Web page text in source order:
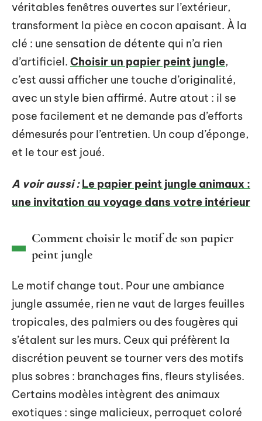
véritables fenêtres ouvertes sur l’extérieur,
transforment la pièce en cocon apaisant. À la
clé : une sensation de détente qui n’a rien
d’artificiel. Choisir un papier peint jungle,
c’est aussi afficher une touche d’originalité,
avec un style bien affirmé. Autre atout : il se
pose facilement et ne demande pas d’efforts
démesurés pour l’entretien. Un coup d’éponge,
et le tour est joué.
A voir aussi : Le papier peint jungle animaux :
une invitation au voyage dans votre intérieur
Comment choisir le motif de son papier
peint jungle
Le motif change tout. Pour une ambiance
jungle assumée, rien ne vaut de larges feuilles
tropicales, des palmiers ou des fougères qui
s’étalent sur les murs. Ceux qui préfèrent la
discrétion peuvent se tourner vers des motifs
plus sobres : branchages fins, fleurs stylisées.
Certains modèles intègrent des animaux
exotiques : singe malicieux, perroquet coloré